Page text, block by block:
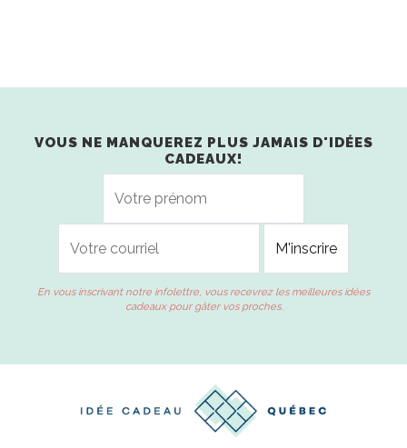
VOUS NE MANQUEREZ PLUS JAMAIS D'IDÉES
CADEAUX!
En vous inscrivant notre infolettre, vous recevrez les meilleures idées
cadeaux pour gâter vos proches.